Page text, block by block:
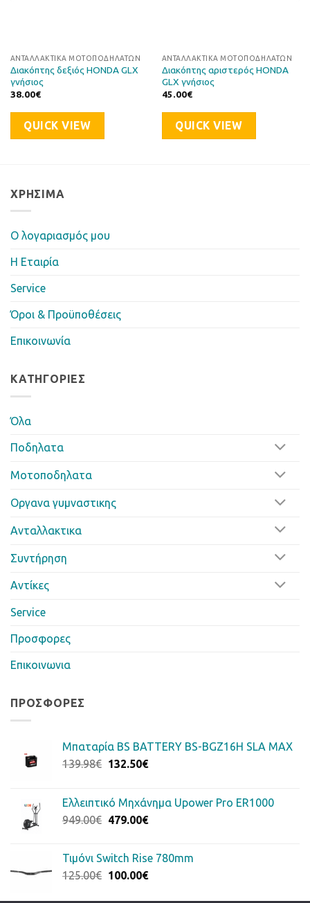
ΑΝΤΑΛΛΑΚΤΙΚΆ ΜΟΤΟΠΟΔΗΛΆΤΩΝ
Διακόπτης δεξιός HONDA GLX
γνήσιος
38.00€
QUICK VIEW
ΑΝΤΑΛΛΑΚΤΙΚΆ ΜΟΤΟΠΟΔΗΛΆΤΩΝ
Διακόπτης αριστερός HONDA
GLX γνήσιος
45.00€
QUICK VIEW
ΧΡΉΣΙΜΑ
Ο λογαριασμός μου
Η Eταιρία
Service
Όροι & Προϋποθέσεις
Επικοινωνία
ΚΑΤΗΓΟΡΊΕΣ
Όλα
Ποδηλατα
Μοτοποδηλατα
Οργανα γυμναστικης
Ανταλλακτικα
Συντήρηση
Αντίκες
Service
Προσφορες
Επικοινωνια
ΠΡΟΣΦΟΡΈΣ
Μπαταρία BS BATTERY BS-BGZ16H SLA MAX
139.98€ Original
139.98€.
132.50€Η
είναι:
132.50€.
Ελλειπτικό Μηχάνημα Upower Pro ER1000
949.00€ Original
949.00€.
479.00€Η
είναι:
479.00€.
Τιμόνι Switch Rise 780mm
125.00€ Original
100.00€Η